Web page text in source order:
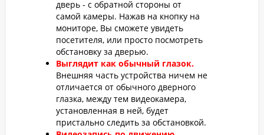
дверь - с обратной стороны от
самой камеры. Нажав на кнопку на
мониторе, Вы сможете увидеть
посетителя, или просто посмотреть
обстановку за дверью.
Выглядит как обычный глазок.
Внешняя часть устройства ничем не
отличается от обычного дверного
глазка, между тем видеокамера,
установленная в ней, будет
пристально следить за обстановкой.